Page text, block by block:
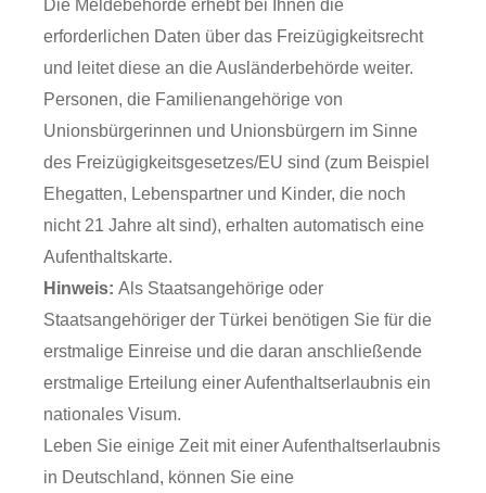
Die Meldebehörde erhebt bei Ihnen die
erforderlichen Daten über das Freizügigkeitsrecht
und leitet diese an die Ausländerbehörde weiter.
Personen, die Familienangehörige von
Unionsbürgerinnen und Unionsbürgern im Sinne
des Freizügigkeitsgesetzes/EU sind (zum Beispiel
Ehegatten, Lebenspartner und Kinder, die noch
nicht 21 Jahre alt sind), erhalten automatisch eine
Aufenthaltskarte.
Hinweis: Als Staatsangehörige oder
Staatsangehöriger der Türkei benötigen Sie für die
erstmalige Einreise und die daran anschließende
erstmalige Erteilung einer Aufenthaltserlaubnis ein
nationales Visum.
Leben Sie einige Zeit mit einer Aufenthaltserlaubnis
in Deutschland, können Sie eine